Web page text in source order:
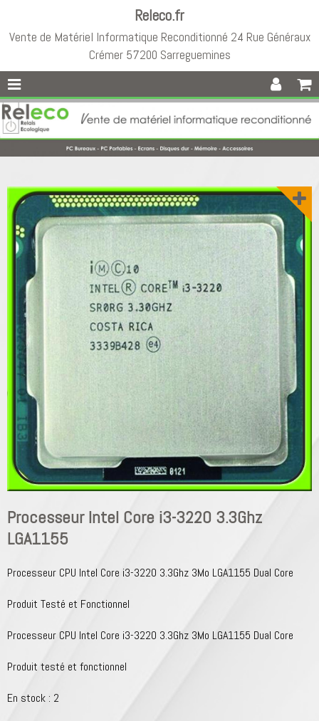
Releco.fr
Vente de Matériel Informatique Reconditionné 24 Rue Généraux
Crémer 57200 Sarreguemines
Processeur Intel Core i3-3220 3.3Ghz
LGA1155
Processeur CPU Intel Core i3-3220 3.3Ghz 3Mo LGA1155 Dual Core
Produit Testé et Fonctionnel
Processeur CPU Intel Core i3-3220 3.3Ghz 3Mo LGA1155 Dual Core
Produit testé et fonctionnel
En stock : 2